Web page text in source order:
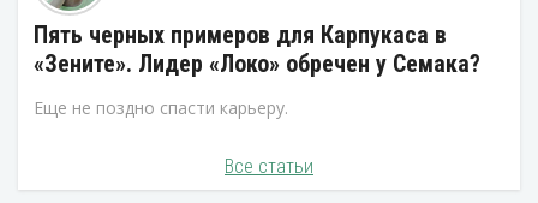
Пять черных примеров для Карпукаса в
«Зените». Лидер «Локо» обречен у Семака?
Еще не поздно спасти карьеру.
Все статьи